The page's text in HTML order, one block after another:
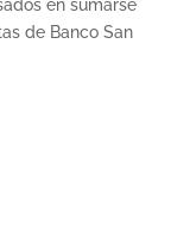
en sumarse
de Banco San